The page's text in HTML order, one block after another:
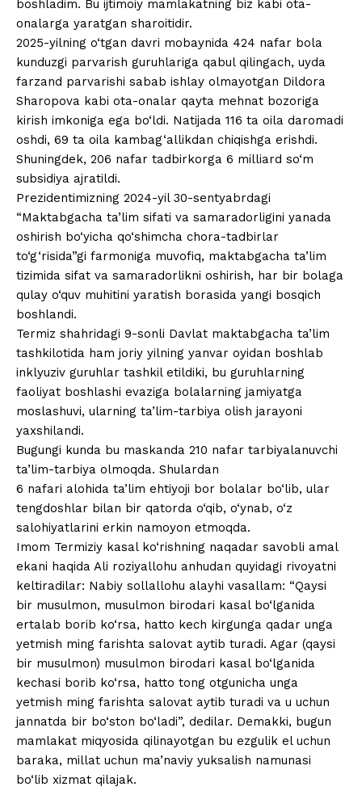
boshladim. Bu ijtimoiy mamlakatning biz kabi ota-
onalarga yaratgan sharoitidir.
2025-yilning o‘tgan davri mobaynida 424 nafar bola
kunduzgi parvarish guruhlariga qabul qilingach, uyda
farzand parvarishi sabab ishlay olmayotgan Dildora
Sharopova kabi ota-onalar qayta mehnat bozoriga
kirish imkoniga ega bo‘ldi. Natijada 116 ta oila daromadi
oshdi, 69 ta oila kambag‘allikdan chiqishga erishdi.
Shuningdek, 206 nafar tadbirkorga 6 milliard so‘m
subsidiya ajratildi.
Prezidentimizning 2024-yil 30-sentyabrdagi
“Maktabgacha ta’lim sifati va samaradorligini yanada
oshirish bo‘yicha qo‘shimcha chora-tadbirlar
to‘g‘risida”gi farmoniga muvofiq, maktabgacha ta’lim
tizimida sifat va samaradorlikni oshirish, har bir bolaga
qulay o‘quv muhitini yaratish borasida yangi bosqich
boshlandi.
Termiz shahridagi 9-sonli Davlat maktabgacha ta’lim
tashkilotida ham joriy yilning yanvar oyidan boshlab
inklyuziv guruhlar tashkil etildiki, bu guruhlarning
faoliyat boshlashi evaziga bolalarning jamiyatga
moslashuvi, ularning ta’lim-tarbiya olish jarayoni
yaxshilandi.
Bugungi kunda bu maskanda 210 nafar tarbiyalanuvchi
ta’lim-tarbiya olmoqda. Shulardan
6 nafari alohida ta’lim ehtiyoji bor bolalar bo‘lib, ular
tengdoshlar bilan bir qatorda o‘qib, o‘ynab, o‘z
salohiyatlarini erkin namoyon etmoqda.
Imom Termiziy kasal ko‘rishning naqadar savobli amal
ekani haqida Ali roziyallohu anhudan quyidagi rivoyatni
keltiradilar: Nabiy sollallohu alayhi vasallam: “Qaysi
bir musulmon, musulmon birodari kasal bo‘lganida
ertalab borib ko‘rsa, hatto kech kirgunga qadar unga
yetmish ming farishta salovat aytib turadi. Agar (qaysi
bir musulmon) musulmon birodari kasal bo‘lganida
kechasi borib ko‘rsa, hatto tong otgunicha unga
yetmish ming farishta salovat aytib turadi va u uchun
jannatda bir bo‘ston bo‘ladi”, dedilar. Demakki, bugun
mamlakat miqyosida qilinayotgan bu ezgulik el uchun
baraka, millat uchun ma’naviy yuksalish namunasi
bo‘lib xizmat qilajak.